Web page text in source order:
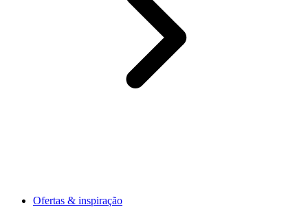
Ofertas & inspiração